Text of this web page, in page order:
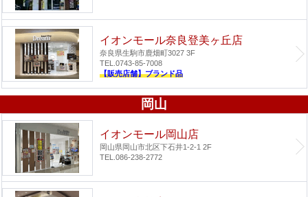
イオンモール奈良登美ヶ丘店
奈良県生駒市鹿畑町3027 3F
TEL.0743-85-7008
【販売店舗】ブランド品
岡山
イオンモール岡山店
岡山県岡山市北区下石井1-2-1 2F
TEL.086-238-2772